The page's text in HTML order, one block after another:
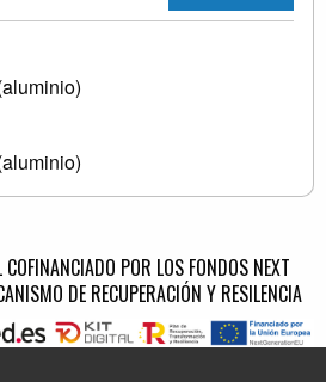
POR LOS FONDOS NEXT
DE RECUPERACIÓN Y RESILENCIA